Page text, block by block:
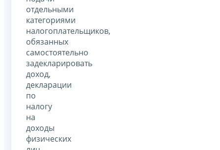
отдельными
категориями
налогоплательщиков,
обязанных
самостоятельно
задекларировать
доход,
декларации
по
налогу
на
доходы
физических